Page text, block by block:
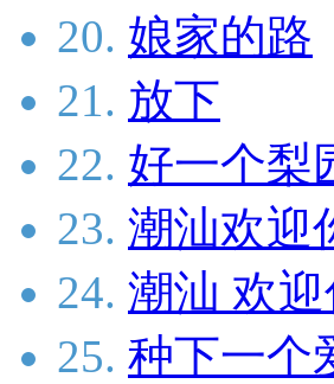
20. 娘家的路
21. 放下
22. 好一个梨
23. 潮汕欢迎
24. 潮汕 欢迎
25. 种下一个